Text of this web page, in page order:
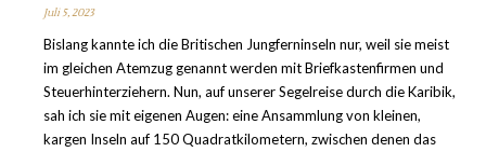
Juli 5, 2023
Bislang kannte ich die Britischen Jungferninseln nur, weil sie meist
im gleichen Atemzug genannt werden mit Briefkastenfirmen und
Steuerhinterziehern. Nun, auf unserer Segelreise durch die Karibik,
sah ich sie mit eigenen Augen: eine Ansammlung von kleinen,
kargen Inseln auf 150 Quadratkilometern, zwischen denen das